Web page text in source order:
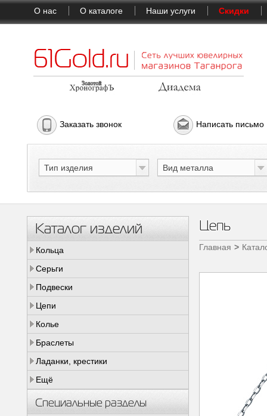
О нас О каталоге Наши услуги Скидки
Заказать звонок Написать письмо
Тип изделия Вид металла
Каталог изделий
Кольца
Серьги
Подвески
Цепи
Колье
Браслеты
Ладанки, крестики
Ещё
Специальные разделы
Цепь
Главная